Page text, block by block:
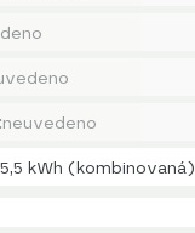
neuvedeno
5,5 kWh (kombinovaná)